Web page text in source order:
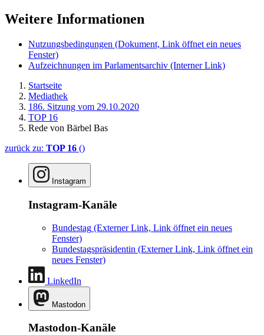
Weitere Informationen
Nutzungsbedingungen (Dokument, Link öffnet ein neues
Fenster)
Aufzeichnungen im Parlamentsarchiv (Interner Link)
Startseite
Mediathek
186. Sitzung vom 29.10.2020
TOP 16
Rede von Bärbel Bas
zurück zu: TOP 16 ()
Instagram
Instagram-Kanäle
Bundestag (Externer Link, Link öffnet ein neues
Fenster)
Bundestagspräsidentin (Externer Link, Link öffnet ein
neues Fenster)
LinkedIn
Mastodon
Mastodon-Kanäle